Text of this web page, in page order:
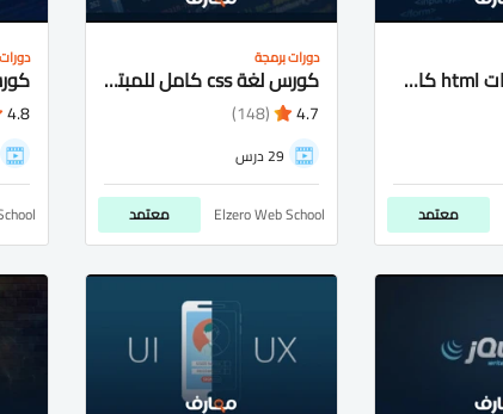
كورس اساسيات html كامل شرح عربى للمبتدئيين
معتمد
دورات برمجة
كورس لغة css كامل للمبتدئيين شرح عربى
4.7
(148)
29 درس
Elzero Web School معتمد
4.8